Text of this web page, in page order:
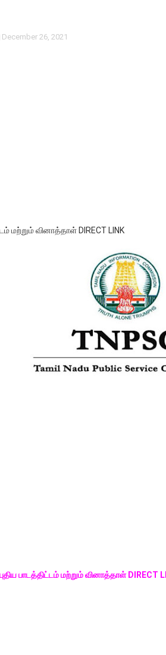
பாதுகாப்பு அலகில் வேலை வாய்ப்பு (
December 26, 2021
மற்றும் வினாத்தாள் DIRECT LINK
பாடத்திட்டம் மற்றும் வினாத்தாள் DIRECT